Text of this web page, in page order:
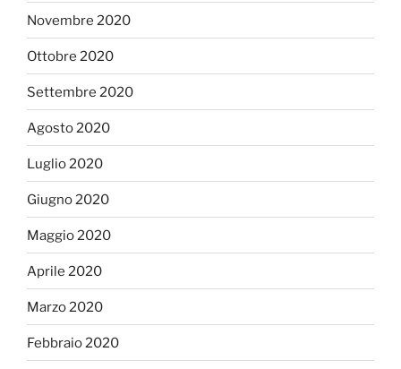
Novembre 2020
Ottobre 2020
Settembre 2020
Agosto 2020
Luglio 2020
Giugno 2020
Maggio 2020
Aprile 2020
Marzo 2020
Febbraio 2020